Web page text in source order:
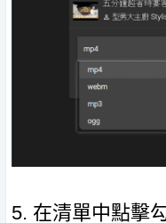
5. 在清單中點擊